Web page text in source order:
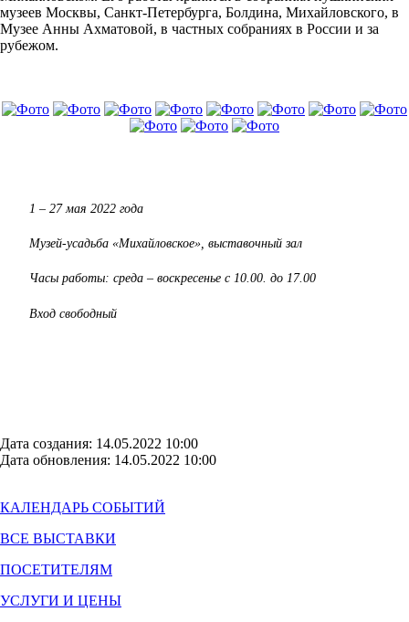
музеев Москвы, Санкт-Петербурга, Болдина, Михайловского, в
Музее Анны Ахматовой, в частных собраниях в России и за
рубежом.
1 – 27 мая 2022 года
Музей-усадьба «Михайловское», выставочный зал
Часы работы: среда – воскресенье с 10.00. до 17.00
Вход свободный
Дата создания: 14.05.2022 10:00
Дата обновления: 14.05.2022 10:00
КАЛЕНДАРЬ СОБЫТИЙ
ВСЕ ВЫСТАВКИ
ПОСЕТИТЕЛЯМ
УСЛУГИ И ЦЕНЫ